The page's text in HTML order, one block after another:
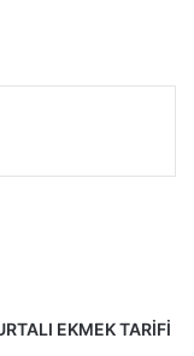
EKMEK TARİFİ